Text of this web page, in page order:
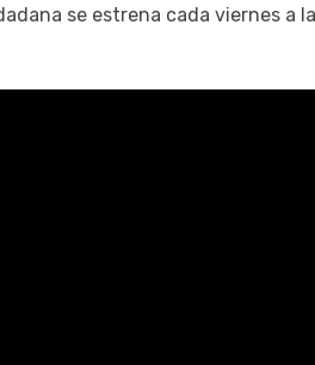
se estrena cada viernes a